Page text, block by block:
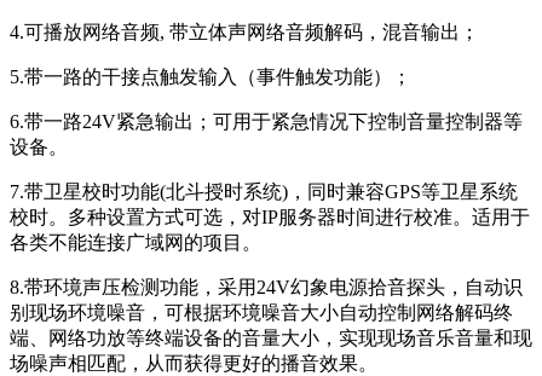
4.可播放网络音频, 带立体声网络音频解码，混音输出；
5.带一路的干接点触发输入（事件触发功能）；
6.带一路24V紧急输出；可用于紧急情况下控制音量控制器等
设备。
7.带卫星校时功能(北斗授时系统)，同时兼容GPS等卫星系统
校时。多种设置方式可选，对IP服务器时间进行校准。适用于
各类不能连接广域网的项目。
8.带环境声压检测功能，采用24V幻象电源拾音探头，自动识
别现场环境噪音，可根据环境噪音大小自动控制网络解码终
端、网络功放等终端设备的音量大小，实现现场音乐音量和现
场噪声相匹配，从而获得更好的播音效果。